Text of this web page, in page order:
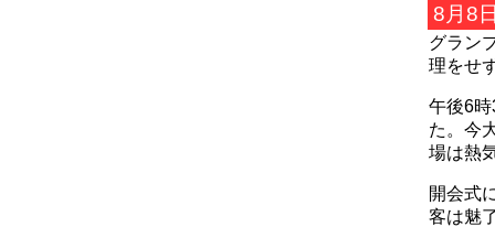
8月8
グラン
理をせ
午後6
た。今
場は熱
開会式
客は魅